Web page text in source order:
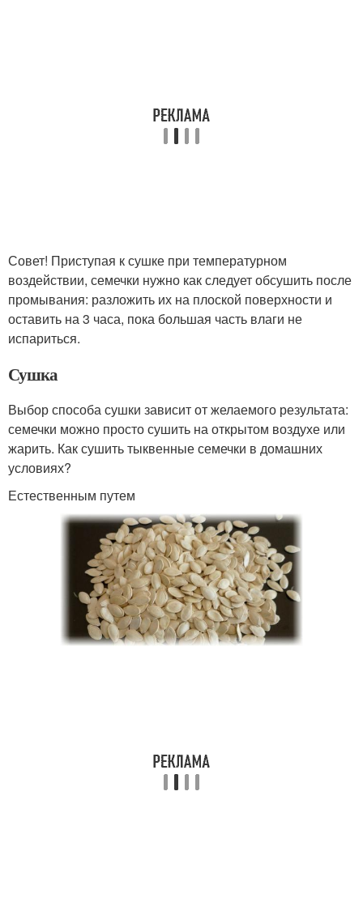
Совет! Приступая к сушке при температурном
воздействии, семечки нужно как следует обсушить после
промывания: разложить их на плоской поверхности и
оставить на 3 часа, пока большая часть влаги не
испариться.
Сушка
Выбор способа сушки зависит от желаемого результата:
семечки можно просто сушить на открытом воздухе или
жарить. Как сушить тыквенные семечки в домашних
условиях?
Естественным путем